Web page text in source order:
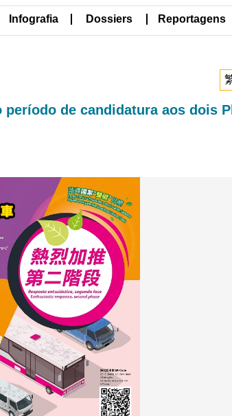
Infografia Dossiers Reportagens
de candidatura aos dois